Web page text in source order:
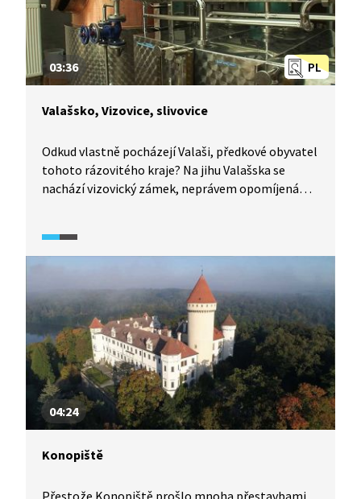
PL
03:36
Valašsko, Vizovice, slivovice
Odkud vlastně pocházejí Valaši, předkové obyvatel
tohoto rázovitého kraje? Na jihu Valašska se
nachází vizovický zámek, neprávem opomíjená
04:24
Konopiště
Přestože Konopiště prošlo mnoha přestavbami,